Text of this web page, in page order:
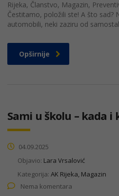
Rijeka, Članstvo, Magazin,
Čestitamo, položili ste! A što sad?
automobili, neki zaziru od
Opširnije
Sami u školu – kada i
04.09.2025
Objavio: Lara Vrsalović
Kategorija: AK Rijeka, Magazin
Nema komentara